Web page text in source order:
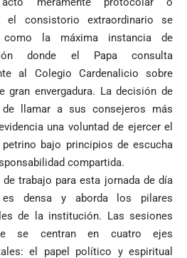
el consistorio extraordinario se
como la máxima instancia de
donde el Papa consulta
al Colegio Cardenalicio sobre
gran envergadura. La decisión de
de llamar a sus consejeros más
una voluntad de ejercer el
bajo principios de escucha
compartida.
de trabajo para esta jornada de día
densa y aborda los pilares
de la institución. Las sesiones
se centran en cuatro ejes
el papel político y espiritual